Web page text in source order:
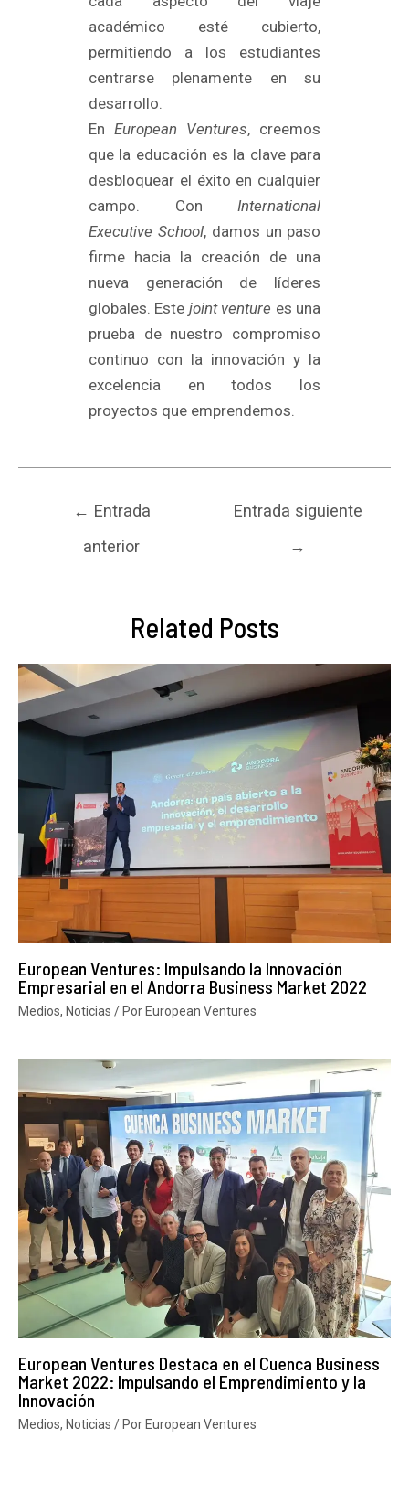
académico esté cubierto,
permitiendo a los estudiantes
centrarse plenamente en su
desarrollo.
En European Ventures, creemos
que la educación es la clave para
desbloquear el éxito en cualquier
campo. ConInternational
Executive School, damos un paso
firme hacia la creación de una
nueva generación de líderes
globales. Este joint venture es una
prueba de nuestro compromiso
continuo con la innovación y la
excelencia en todos los
proyectos que emprendemos.
← Entrada
anterior
Entrada siguiente
→
Related Posts
European Ventures: Impulsando la Innovación
Empresarial en el Andorra Business Market 2022
Medios, Noticias / Por European Ventures
European Ventures Destaca en el Cuenca Business
Market 2022: Impulsando el Emprendimiento y la
Innovación
Medios, Noticias / Por European Ventures